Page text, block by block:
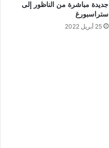
جديدة مباشرة من الناظور إلى
ستراسبورغ
25 أبريل 2022